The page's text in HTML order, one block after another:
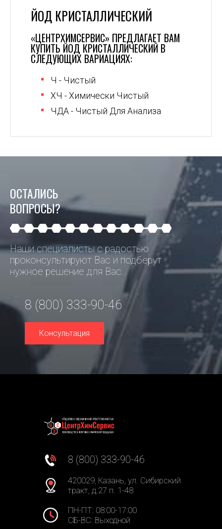
ЙОД КРИСТАЛЛИЧЕСКИЙ
«ЦЕНТРХИМСЕРВИС» ПРЕДЛАГАЕТ ВАМ
КУПИТЬ ЙОД КРИСТАЛЛИЧЕСКИЙ В
СЛЕДУЮЩИХ ВАРИАЦИЯХ:
Ч - Чистый
ХЧ - Химически Чистый
ЧДА - Чистый Для Анализа
ОСТАЛИСЬ
ВОПРОСЫ?
Наши специалисты с радостью
проконсультируют Вас и подберут
нужное решение для Вас.
8 (800) 333-90-46
Консультация
8 (800) 333-90-46
420029, Казань, ул. Сибирский
тракт, д.27 п. 1-48
ПН-ПТ: 08:00-17:00
СБ-ВС: Выходной